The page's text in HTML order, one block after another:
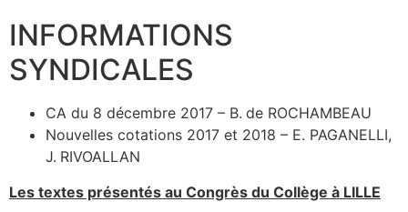
INFORMATIONS
SYNDICALES
CA du 8 décembre 2017 – B. de ROCHAMBEAU
Nouvelles cotations 2017 et 2018 – E. PAGANELLI,
J. RIVOALLAN
Les textes présentés au Congrès du Collège à LILLE